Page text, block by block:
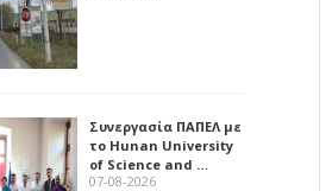
Συνεργασία ΠΑΠΕΛ με
το Hunan University
of Science and …
07-08-2026